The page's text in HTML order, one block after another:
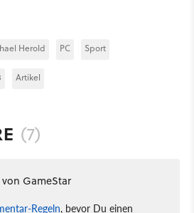
Herold PC Sport
Artikel
(7)
GameStar
Regeln, bevor Du einen